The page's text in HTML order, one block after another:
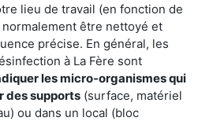
lieu de travail (en fonction de
être nettoyé et
précise. En général, les
à La Fère sont
les micro-organismes qui
des supports (surface, matériel
ou dans un local (bloc